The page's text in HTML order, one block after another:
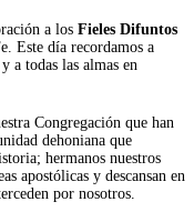
a los Fieles Difuntos
Este día recordamos a
a todas las almas en
Congregación que han
dehoniana que
hermanos nuestros
apostólicas y descansan en
por nosotros.